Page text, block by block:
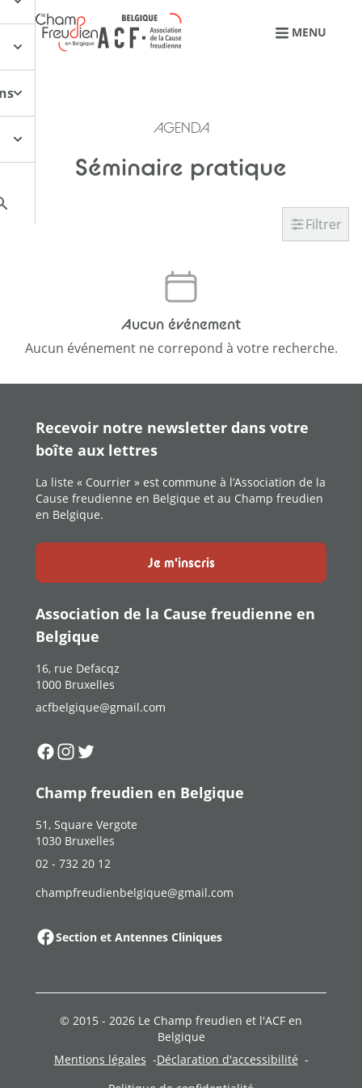
Retourner à l'accueil
MENU
AGENDA
Séminaire pratique
Filtrer
Aucun événement
Aucun événement ne correpond à votre recherche.
Recevoir notre newsletter dans votre
boîte aux lettres
La liste « Courrier » est commune à l’Association de la
Cause freudienne en Belgique et au Champ freudien
en Belgique.
Je m'inscris
Association de la Cause freudienne en
Belgique
16, rue Defacqz
1000 Bruxelles
acfbelgique@gmail.com
Suivez-nous sur
Suivez-nous sur
Suivez-nous sur
Champ freudien en Belgique
51, Square Vergote
1030 Bruxelles
02 - 732 20 12
champfreudienbelgique@gmail.com
Section et Antennes Cliniques
© 2015 - 2026 Le Champ freudien et l'ACF en
Belgique
Mentions légales
Déclaration d'accessibilité